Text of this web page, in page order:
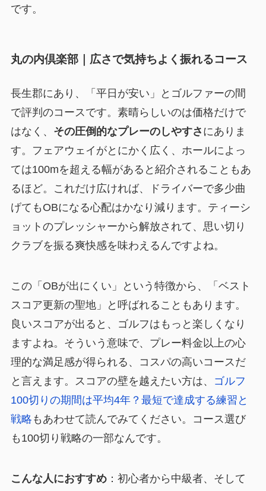
です。
丸の内倶楽部｜広さで気持ちよく振れるコース
長生郡にあり、「平日が安い」とゴルファーの間
で評判のコースです。素晴らしいのは価格だけで
はなく、 その圧倒的なプレーのしやすさ にありま
す。フェアウェイがとにかく広く、ホールによっ
ては100mを超える幅があると紹介されることもあ
るほど。これだけ広ければ、ドライバーで多少曲
げてもOBになる心配はかなり減ります。ティーシ
ョットのプレッシャーから解放されて、思い切り
クラブを振る爽快感を味わえるんですよね。
この「OBが出にくい」という特徴から、「ベスト
スコア更新の聖地」と呼ばれることもあります。
良いスコアが出ると、ゴルフはもっと楽しくなり
ますよね。そういう意味で、プレー料金以上の心
理的な満足感が得られる、コスパの高いコースだ
と言えます。スコアの壁を越えたい方は、
ゴルフ
100切りの期間は平均4年？最短で達成する練習と
戦略 もあわせて読んでみてください。コース選び
も100切り戦略の一部なんです。
こんな人におすすめ：初心者から中級者、そして